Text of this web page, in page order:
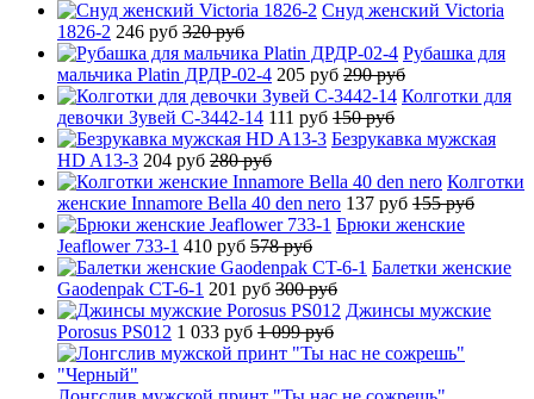
Снуд женский Victoria
1826-2 246 руб 320 руб
Рубашка для
мальчика Platin ДРДР-02-4 205 руб 290 руб
Колготки для
девочки Зувей C-3442-14 111 руб 150 руб
Безрукавка мужская
HD A13-3 204 руб 280 руб
Колготки
женские Innamore Bella 40 den nero 137 руб 155 руб
Брюки женские
Jeaflower 733-1 410 руб 578 руб
Балетки женские
Gaodenpak CT-6-1 201 руб 300 руб
Джинсы мужские
Porosus PS012 1 033 руб 1 099 руб